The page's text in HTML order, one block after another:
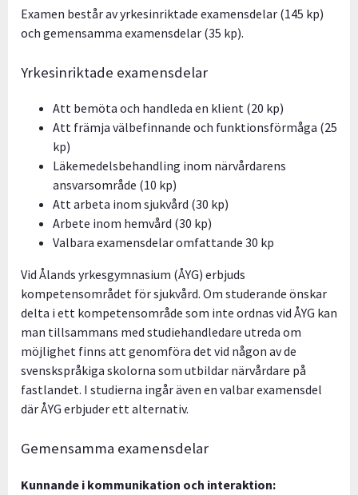
Examen består av yrkesinriktade examensdelar (145 kp)
och gemensamma examensdelar (35 kp).
Yrkesinriktade examensdelar
Att bemöta och handleda en klient (20 kp)
Att främja välbefinnande och funktionsförmåga (25
kp)
Läkemedelsbehandling inom närvårdarens
ansvarsområde (10 kp)
Att arbeta inom sjukvård (30 kp)
Arbete inom hemvård (30 kp)
Valbara examensdelar omfattande 30 kp
Vid Ålands yrkesgymnasium (ÅYG) erbjuds
kompetensområdet för sjukvård. Om studerande önskar
delta i ett kompetensområde som inte ordnas vid ÅYG kan
man tillsammans med studiehandledare utreda om
möjlighet finns att genomföra det vid någon av de
svenskspråkiga skolorna som utbildar närvårdare på
fastlandet. I studierna ingår även en valbar examensdel
där ÅYG erbjuder ett alternativ.
Gemensamma examensdelar
Kunnande i kommunikation och interaktion: